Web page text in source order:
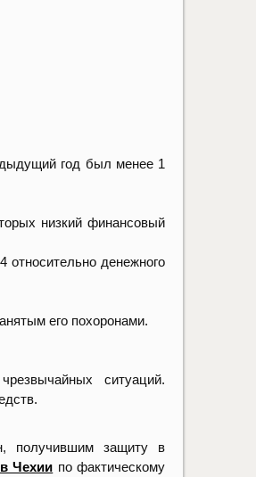
год был менее 1
низкий финансовый
относительно денежного
его похоронами.
ситуаций.
получившим защиту в
Чехии по фактическому